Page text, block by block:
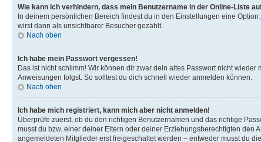
Wie kann ich verhindern, dass mein Benutzername in der Online-Liste
In deinem persönlichen Bereich findest du in den Einstellungen eine
wirst dann als unsichtbarer Besucher gezählt.
Nach oben
Ich habe mein Passwort vergessen!
Das ist nicht schlimm! Wir können dir zwar dein altes Passwort nicht
Anweisungen folgst. So solltest du dich schnell wieder anmelden können.
Nach oben
Ich habe mich registriert, kann mich aber nicht anmelden!
Überprüfe zuerst, ob du den richtigen Benutzernamen und das richtige
musst du bzw. einer deiner Eltern oder deiner Erziehungsberechtigten
angemeldeten Mitglieder erst freigeschaltet werden – entweder musst du